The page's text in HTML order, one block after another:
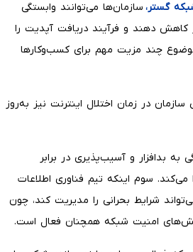
گستر، سازمان‌ها می‌توانند وابستگی
کاهش دهند و فرآیند دریافت آپدیت را
چند مزیت مهم برای کسب‌وکارها
سازمان در زمان اختلال اینترنت نیز به‌روز
به بدافزار و آسیب‌پذیری در برابر
سوم اینکه تیم فناوری اطلاعات
شرایط بحرانی را مدیریت کند، چون
امنیت شبکه همچنان فعال است.